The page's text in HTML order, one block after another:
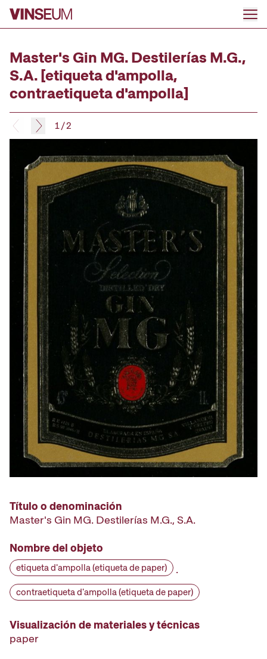
Ir al contenido
Master's Gin MG. Destilerías M.G.,
S.A. [etiqueta d'ampolla,
contraetiqueta d'ampolla]
1/2
Título o denominación
Master's Gin MG. Destilerías M.G., S.A.
Nombre del objeto
etiqueta d'ampolla (etiqueta de paper) ·
contraetiqueta d'ampolla (etiqueta de paper)
Visualización de materiales y técnicas
paper